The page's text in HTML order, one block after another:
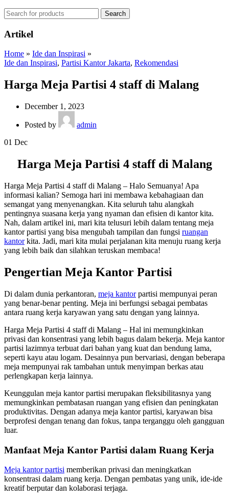
Search
Artikel
Home » Ide dan Inspirasi »
Ide dan Inspirasi, Partisi Kantor Jakarta, Rekomendasi
Harga Meja Partisi 4 staff di Malang
December 1, 2023
Posted by
admin
01 Dec
Harga Meja Partisi 4 staff di Malang
Harga Meja Partisi 4 staff di Malang – Halo Semuanya! Apa
informasi kalian? Semoga hari ini membawa kebahagiaan dan
semangat yang menyenangkan. Kita seluruh tahu alangkah
pentingnya suasana kerja yang nyaman dan efisien di kantor kita.
Nah, dalam artikel ini, mari kita telusuri lebih dalam tentang meja
kantor partisi yang bisa mengubah tampilan dan fungsi ruangan
kantorkita. Jadi, mari kita mulai perjalanan kita menuju ruang kerja
yang lebih baik dan silahkan teruskan membaca!
Pengertian Meja Kantor Partisi
Di dalam dunia perkantoran, meja kantorpartisi mempunyai peran
yang benar-benar penting. Meja ini berfungsi sebagai pembatas
antara ruang kerja karyawan yang satu dengan yang lainnya.
Harga Meja Partisi 4 staff di Malang – Hal ini memungkinkan
privasi dan konsentrasi yang lebih bagus dalam bekerja. Meja kantor
partisi lazimnya terbuat dari bahan yang kuat dan bendung lama,
seperti kayu atau logam. Desainnya pun bervariasi, dengan beberapa
meja mempunyai rak tambahan untuk menyimpan berkas atau
perlengkapan kerja lainnya.
Keunggulan meja kantor partisi merupakan fleksibilitasnya yang
memungkinkan pembatasan ruangan yang efisien dan peningkatan
produktivitas. Dengan adanya meja kantor partisi, karyawan bisa
berprofesi dengan tenang dan fokus, tanpa terganggu oleh gangguan
luar.
Manfaat Meja Kantor Partisi dalam Ruang Kerja
Meja kantor partisi memberikan privasi dan meningkatkan
konsentrasi dalam ruang kerja. Dengan pembatas yang unik, ide-ide
kreatif berputar dan kolaborasi terjaga.